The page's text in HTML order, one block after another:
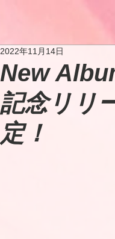
New
記念リリ
定！
2022年11月14日